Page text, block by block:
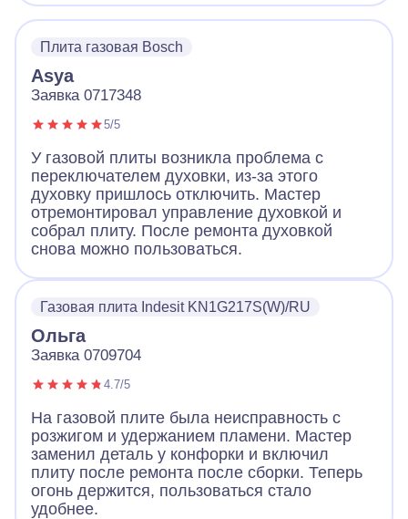
Плита газовая Bosch
Asya
Заявка 0717348
5/5
У газовой плиты возникла проблема с
переключателем духовки, из-за этого
духовку пришлось отключить. Мастер
отремонтировал управление духовкой и
собрал плиту. После ремонта духовкой
снова можно пользоваться.
Газовая плита Indesit KN1G217S(W)/RU
Ольга
Заявка 0709704
4.7/5
На газовой плите была неисправность с
розжигом и удержанием пламени. Мастер
заменил деталь у конфорки и включил
плиту после ремонта после сборки. Теперь
огонь держится, пользоваться стало
удобнее.